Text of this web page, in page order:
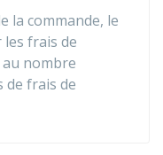
la commande, le
frais de
nombre
de frais de